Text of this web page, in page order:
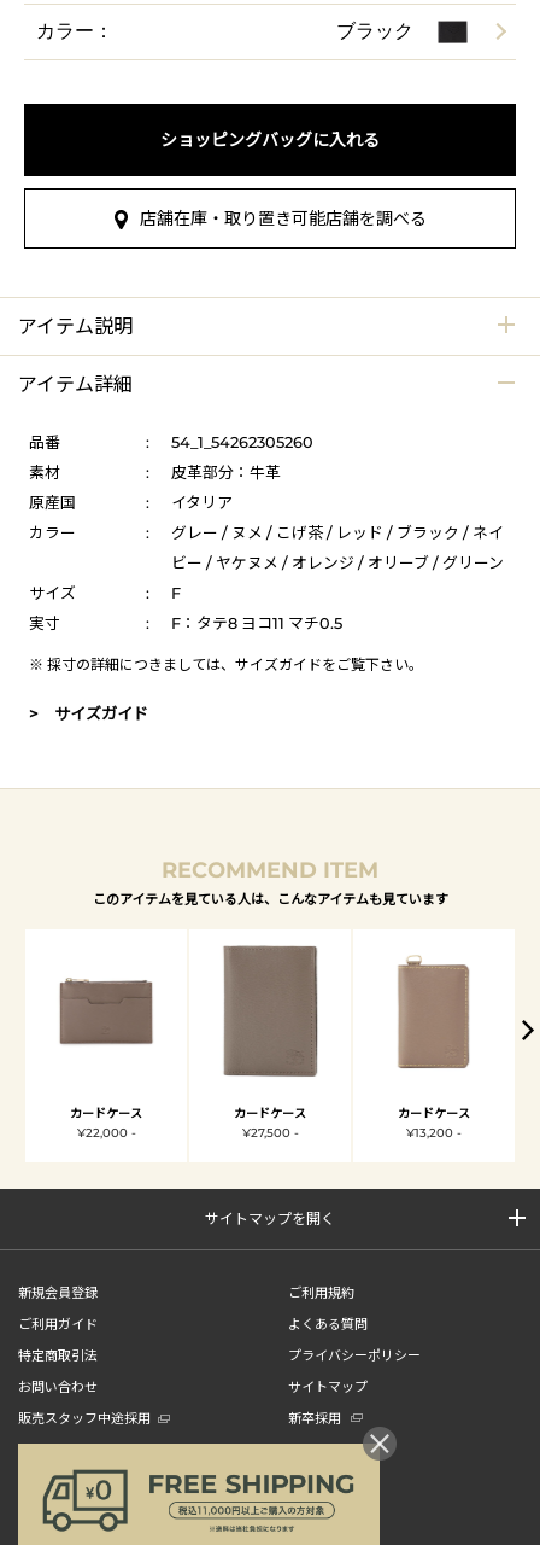
カラー： ブラック
ショッピングバッグに入れる
店舗在庫・取り置き可能店舗を調べる
アイテム説明
アイテム詳細
品番 :
54_1_54262305260
素材
:
皮革部分：牛革
原産国
:
イタリア
カラー
:
グレー / ヌメ / こげ茶 / レッド / ブラック / ネイ
ビー / ヤケヌメ / オレンジ / オリーブ / グリーン
サイズ
:
F
実寸
: F：タテ8 ヨコ11 マチ0.5
※ 採寸の詳細につきましては、 サイズガイドをご覧下さい。
> サイズガイド
RECOMMEND ITEM
このアイテムを見ている人は、こんなアイテムも見ています
カードケース
¥22,000 -
カードケース
¥27,500 -
カードケース
¥13,200 -
サイトマップを開く
新規会員登録
ご利用規約
ご利用ガイド
よくある質問
特定商取引法
プライバシーポリシー
お問い合わせ
サイトマップ
販売スタッフ中途採用
新卒採用